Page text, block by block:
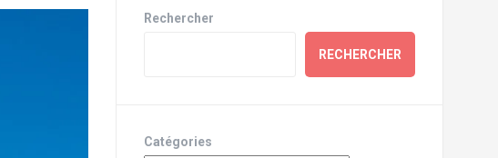
Rechercher
RECHERCHER
Catégories